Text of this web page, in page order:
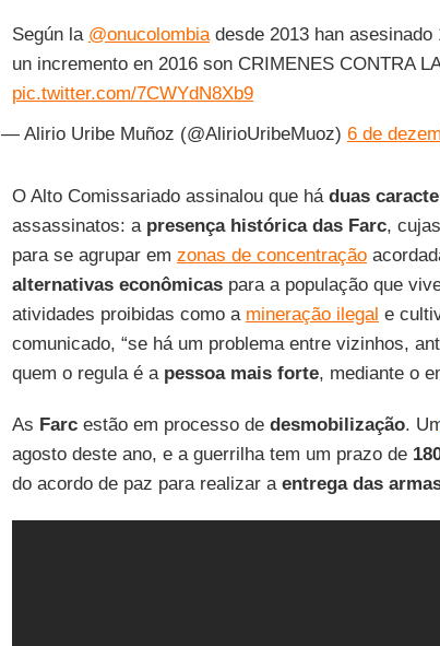
Según la @onucolombiadesde 2013 han asesinado
un incremento en 2016 son CRIMENES CONTRA
pic.twitter.com/7CWYdN8Xb9
— Alirio Uribe Muñoz (@AlirioUribeMuoz) 6 de
O Alto Comissariado assinalou que há duas
assassinatos: a presença histórica das Farc,
para se agrupar em zonas de concentração
alternativas econômicaspara a população que
atividades proibidas como a mineração ilegal e
comunicado, “se há um problema entre vizinhos,
quem o regula é a pessoa mais forte, mediante o
As Farcestão em processo de desmobilização.
agosto deste ano, e a guerrilha tem um prazo de
do acordo de paz para realizar a entrega das